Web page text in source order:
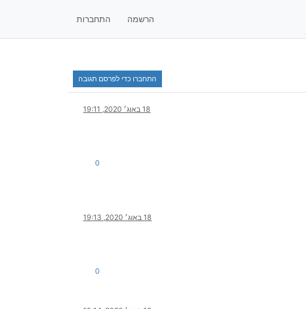
הרשמה התחברות
התחברו כדי לפרסם תגובה
18 באוג׳ 2020, 19:11
0
18 באוג׳ 2020, 19:13
0